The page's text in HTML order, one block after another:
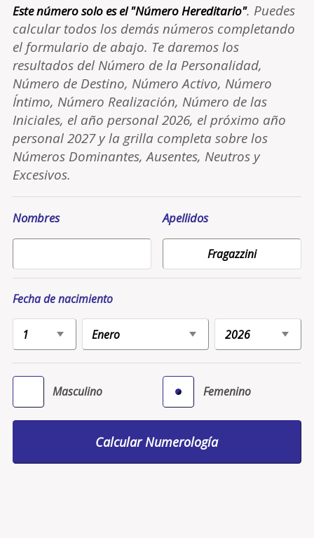
Este número solo es el "Número Hereditario". Puedes
calcular todos los demás números completando
el formulario de abajo. Te daremos los
resultados del Número de la Personalidad,
Número de Destino, Número Activo, Número
Íntimo, Número Realización, Número de las
Iniciales, el año personal 2026, el próximo año
personal 2027 y la grilla completa sobre los
Números Dominantes, Ausentes, Neutros y
Excesivos.
Nombres Apellidos
Fecha de nacimiento
Masculino Femenino